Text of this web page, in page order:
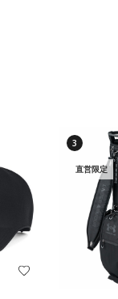
3
直営限定